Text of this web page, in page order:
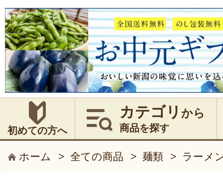
初めての方へ
カテゴリ から
商品を探す
ホーム > 全ての商品 > 麺類 > ラーメ